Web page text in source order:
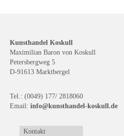
Kunsthandel Koskull
Maximilian Baron von Koskull
Petersbergweg 5
D-91613 Marktbergel
Tel.: (0049) 177/ 2818060
Email: info@kunsthandel-koskull.de
Kontakt